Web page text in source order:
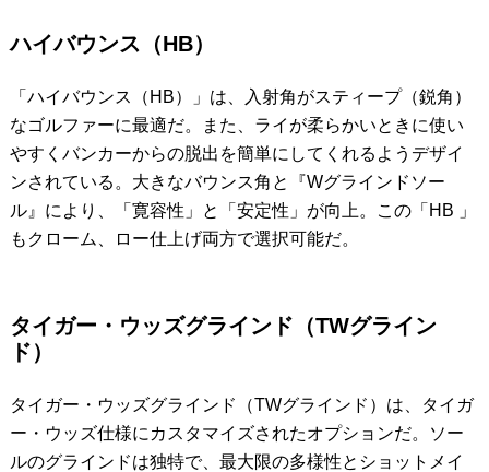
ハイバウンス（HB）
「ハイバウンス（HB）」は、入射角がスティープ（鋭角）
なゴルファーに最適だ。また、ライが柔らかいときに使い
やすくバンカーからの脱出を簡単にしてくれるようデザイ
ンされている。大きなバウンス角と『Wグラインドソー
ル』により、「寛容性」と「安定性」が向上。この「HB 」
もクローム、ロー仕上げ両方で選択可能だ。
タイガー・ウッズグラインド（TWグライン
ド）
タイガー・ウッズグラインド（TWグラインド）は、タイガ
ー・ウッズ仕様にカスタマイズされたオプションだ。ソー
ルのグラインドは独特で、最大限の多様性とショットメイ